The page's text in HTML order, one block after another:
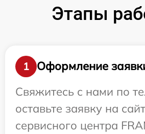
Этапы
1
Оформление
Свяжитесь с нами по
оставьте заявку на
сервисного центра